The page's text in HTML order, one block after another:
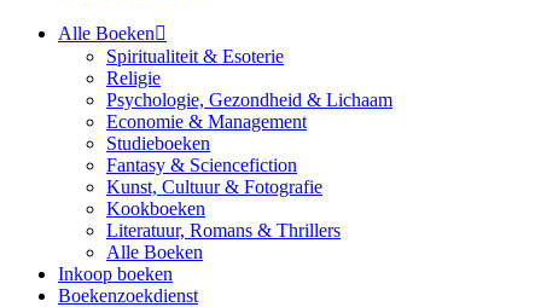
Alle Boeken
Spiritualiteit & Esoterie
Religie
Psychologie, Gezondheid & Lichaam
Economie & Management
Studieboeken
Fantasy & Sciencefiction
Kunst, Cultuur & Fotografie
Kookboeken
Literatuur, Romans & Thrillers
Alle Boeken
Inkoop boeken
Boekenzoekdienst